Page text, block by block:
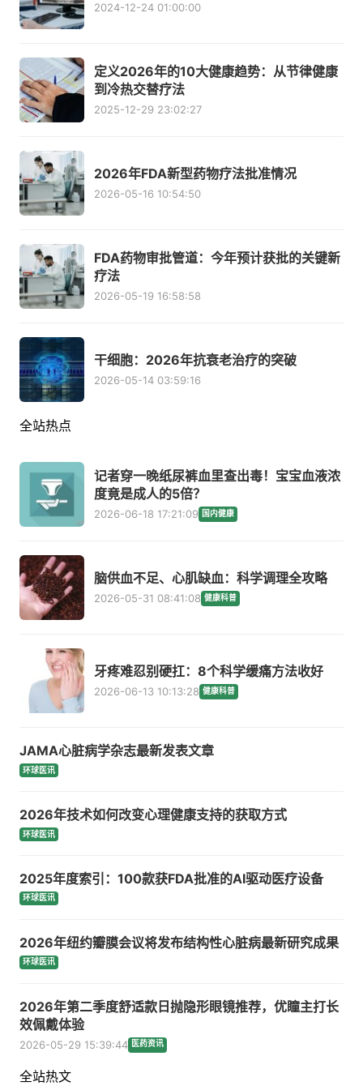
2024-12-24 01:00:00
定义2026年的10大健康趋势：从节律健康
到冷热交替疗法
2025-12-29 23:02:27
2026年FDA新型药物疗法批准情况
2026-05-16 10:54:50
FDA药物审批管道：今年预计获批的关键新
疗法
2026-05-19 16:58:58
干细胞：2026年抗衰老治疗的突破
2026-05-14 03:59:16
全站热点
记者穿一晚纸尿裤血里查出毒！宝宝血液浓
度竟是成人的5倍？
2026-06-18 17:21:09 国内健康
脑供血不足、心肌缺血：科学调理全攻略
2026-05-31 08:41:08 健康科普
牙疼难忍别硬扛：8个科学缓痛方法收好
2026-06-13 10:13:28 健康科普
JAMA心脏病学杂志最新发表文章
环球医讯
2026年技术如何改变心理健康支持的获取方式
环球医讯
2025年度索引：100款获FDA批准的AI驱动医疗设备
环球医讯
2026年纽约瓣膜会议将发布结构性心脏病最新研究成果
环球医讯
2026年第二季度舒适款日抛隐形眼镜推荐，优瞳主打长
效佩戴体验
2026-05-29 15:39:44 医药资讯
全站热文